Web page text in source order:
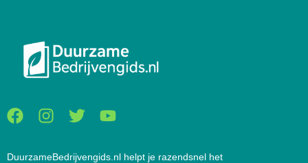
DuurzameBedrijvengids.nl helpt je razendsnel het